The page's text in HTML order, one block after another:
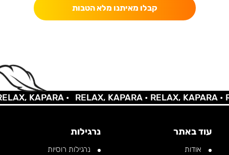
קבלו מאיתנו מלא הטבות
KAPARA • RELAX, KAPARA •RELAX, KAPARA •
עוד באתר
אודות
נרגילות
נרגילות רוסיות